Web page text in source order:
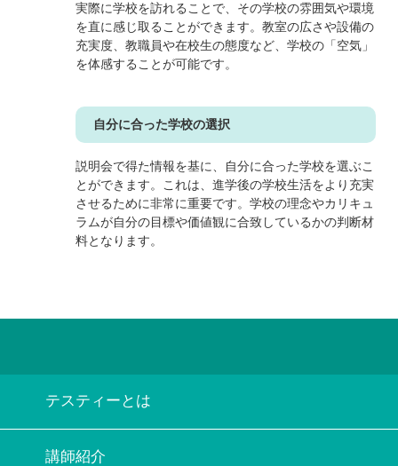
実際に学校を訪れることで、その学校の雰囲気や環境
を直に感じ取ることができます。教室の広さや設備の
充実度、教職員や在校生の態度など、学校の「空気」
を体感することが可能です。
自分に合った学校の選択
説明会で得た情報を基に、自分に合った学校を選ぶこ
とができます。これは、進学後の学校生活をより充実
させるために非常に重要です。学校の理念やカリキュ
ラムが自分の目標や価値観に合致しているかの判断材
料となります。
テスティーとは
講師紹介